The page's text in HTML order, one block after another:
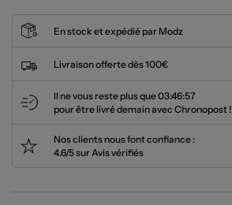
En stock et expédié par Modz
Livraison offerte dès 100€
Il ne vous reste plus que03:46:57
pour être livré demain avec Chronopost !
Nos clients nous font confiance :
4.6/5 sur Avis vérifiés